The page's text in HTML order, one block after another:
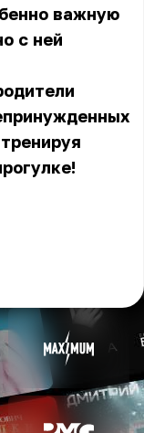
важную
с ней